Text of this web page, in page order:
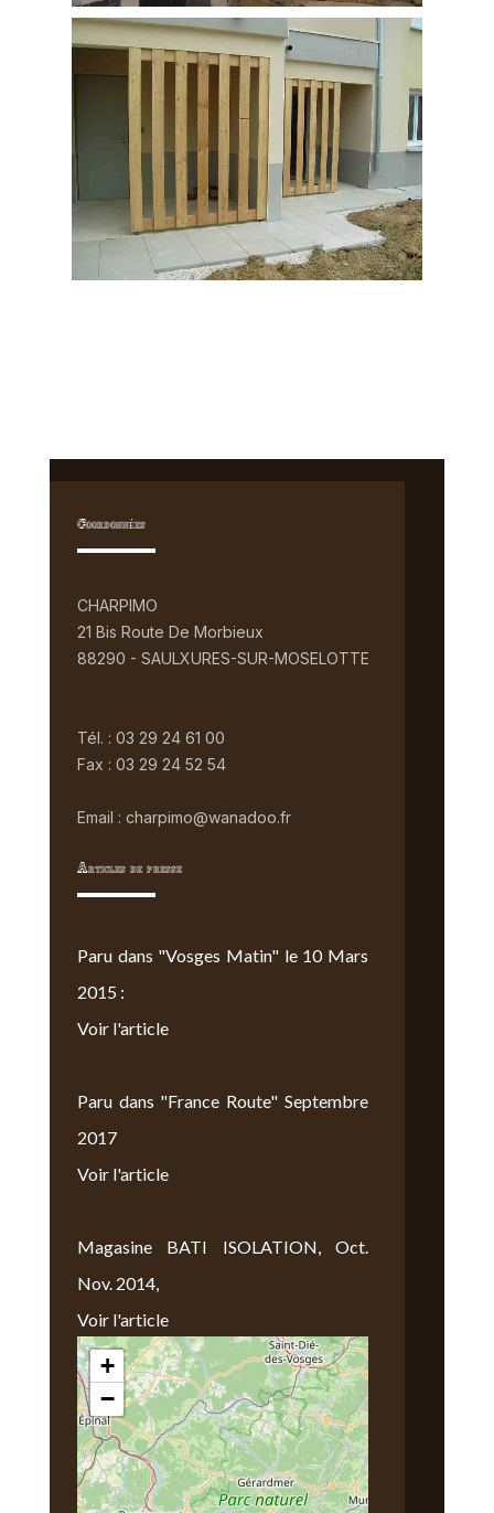
Coordonnées
CHARPIMO
21 Bis Route De Morbieux
88290 - SAULXURES-SUR-MOSELOTTE
Tél. : 03 29 24 61 00
Fax : 03 29 24 52 54
Email : charpimo@wanadoo.fr
Articles de presse
Paru dans "Vosges Matin" le 10 Mars
2015 :
Voir l'article
Paru dans "France Route" Septembre
2017
Voir l'article
Magasine BATI ISOLATION, Oct.
Nov. 2014,
Voir l'article
Nous Trouver
+
−